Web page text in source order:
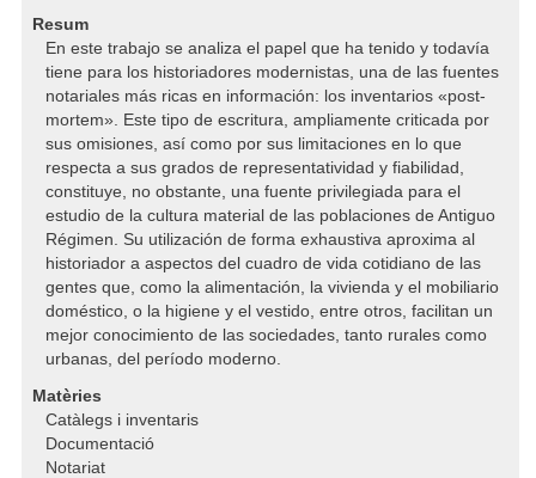
Resum
En este trabajo se analiza el papel que ha tenido y todavía
tiene para los historiadores modernistas, una de las fuentes
notariales más ricas en información: los inventarios «post-
mortem». Este tipo de escritura, ampliamente criticada por
sus omisiones, así como por sus limitaciones en lo que
respecta a sus grados de representatividad y fiabilidad,
constituye, no obstante, una fuente privilegiada para el
estudio de la cultura material de las poblaciones de Antiguo
Régimen. Su utilización de forma exhaustiva aproxima al
historiador a aspectos del cuadro de vida cotidiano de las
gentes que, como la alimentación, la vivienda y el mobiliario
doméstico, o la higiene y el vestido, entre otros, facilitan un
mejor conocimiento de las sociedades, tanto rurales como
urbanas, del período moderno.
Matèries
Catàlegs i inventaris
Documentació
Notariat